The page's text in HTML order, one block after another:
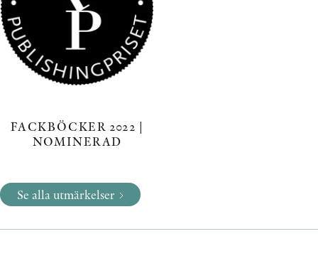
FACKBÖCKER 2022 |
NOMINERAD
Se alla utmärkelser